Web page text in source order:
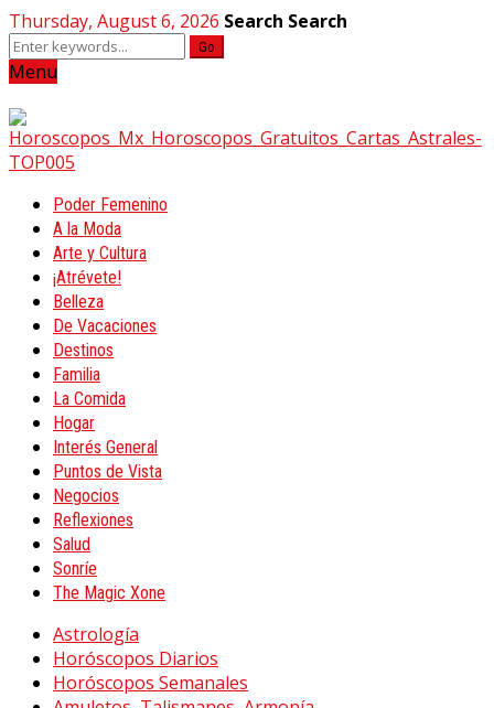
Thursday, August 6, 2026 Search Search
Go
Menu
Poder Femenino
A la Moda
Arte y Cultura
¡Atrévete!
Belleza
De Vacaciones
Destinos
Familia
La Comida
Hogar
Interés General
Puntos de Vista
Negocios
Reflexiones
Salud
Sonríe
The Magic Xone
Astrología
Horóscopos Diarios
Horóscopos Semanales